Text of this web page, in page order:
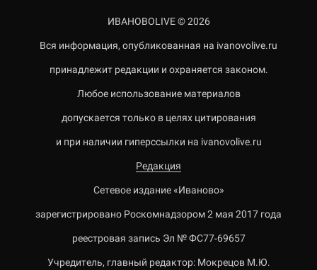
ИВАНОВОLIVE © 2026
Вся информация, опубликованная на ivanovolive.ru
принадлежит редакции и охраняется законом.
Любое использование материалов
допускается только в целях цитирования
и при наличии гиперссылки на ivanovolive.ru
Редакция
Сетевое издание «Иваново»
зарегистрировано Роскомнадзором 2 мая 2017 года
реестровая запись Эл № ФС77-69657
Учредитель, главный редактор: Мокрецов М.Ю.